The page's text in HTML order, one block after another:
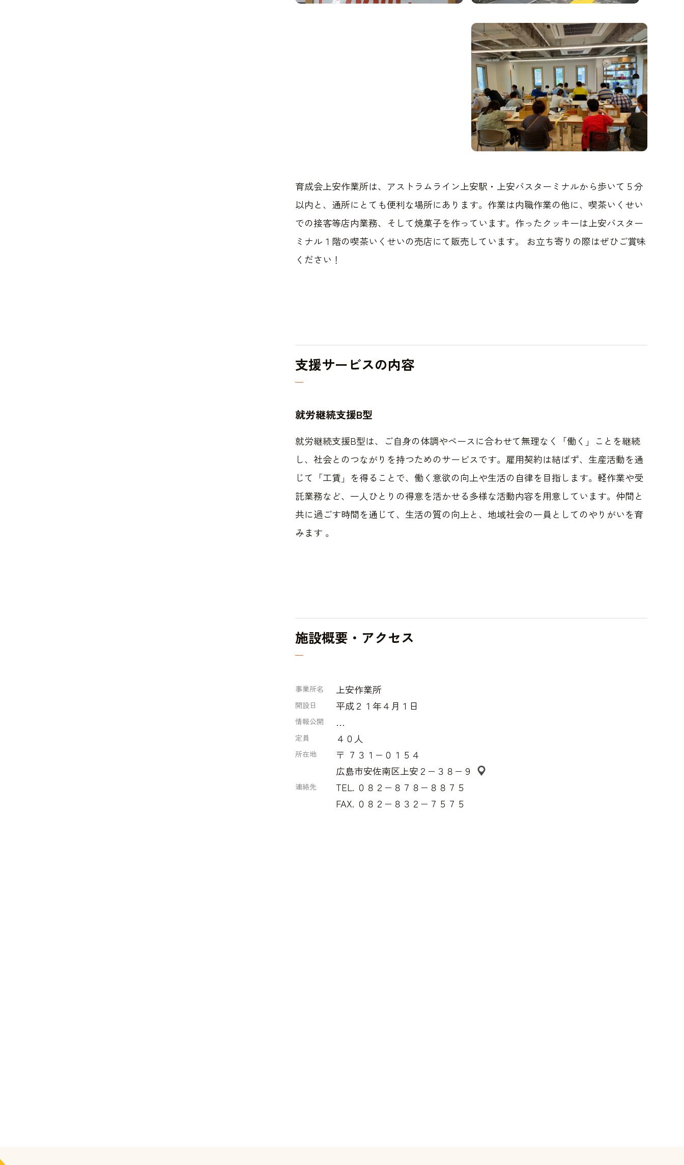
育成会上安作業所は、アストラムライン上安駅・上安バスターミナルから歩いて５分
以内と、通所にとても便利な場所にあります。作業は内職作業の他に、喫茶いくせい
での接客等店内業務、そして焼菓子を作っています。作ったクッキーは上安バスター
ミナル１階の喫茶いくせいの売店にて販売しています。 お立ち寄りの際はぜひご賞味
ください！
支援サービスの内容
就労継続支援B型
就労継続支援B型は、ご自身の体調やペースに合わせて無理なく「働く」ことを継続
し、社会とのつながりを持つためのサービスです。雇用契約は結ばず、生産活動を通
じて「工賃」を得ることで、働く意欲の向上や生活の自律を目指します。軽作業や受
託業務など、一人ひとりの得意を活かせる多様な活動内容を用意しています。仲間と
共に過ごす時間を通じて、生活の質の向上と、地域社会の一員としてのやりがいを育
みます 。
施設概要・アクセス
事業所名 上安作業所
開設日 平成２１年４月１日
情報公開 …
定員 ４０人
所在地
〒 ７３１−０１５４
広島市安佐南区上安２−３８−９
連絡先
TEL. ０８２−８７８−８８７５
FAX. ０８２−８３２−７５７５